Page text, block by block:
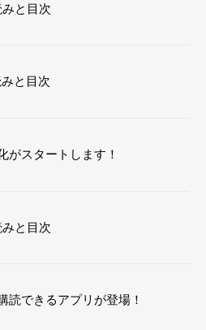
と目次
と目次
がスタートします！
と目次
読できるアプリが登場！